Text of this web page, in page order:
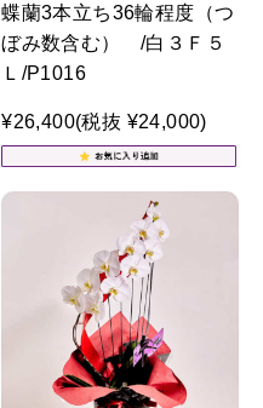
蝶蘭3本立ち36輪程度（つ
ぼみ数含む） /白３Ｆ５
Ｌ/P1016
¥26,400(税抜 ¥24,000)